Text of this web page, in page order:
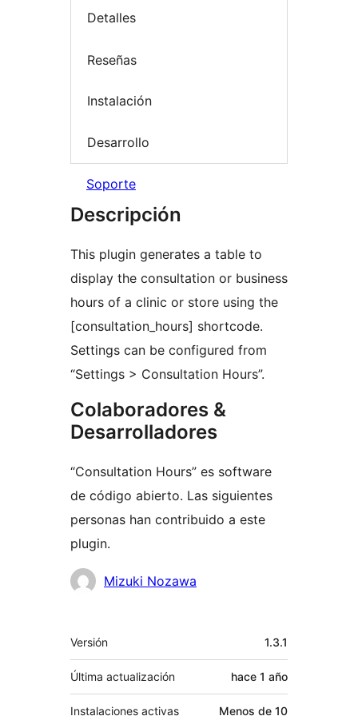
Detalles
Reseñas
Instalación
Desarrollo
Soporte
Descripción
This plugin generates a table to
display the consultation or business
hours of a clinic or store using the
[consultation_hours] shortcode.
Settings can be configured from
“Settings > Consultation Hours”.
Colaboradores &
Desarrolladores
“Consultation Hours” es software
de código abierto. Las siguientes
personas han contribuido a este
plugin.
Colaboradores
Mizuki Nozawa
Meta
Versión 1.3.1
Última actualización hace 1 año
Instalaciones activas Menos de 10